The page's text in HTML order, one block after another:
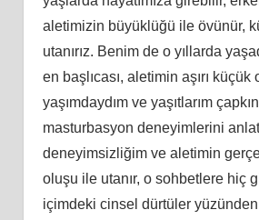
aletimizin büyüklüğü ile övünür,
utanırız. Benim de o yıllarda
en başlıcası, aletimin aşırı
yaşımdaydım ve yaşıtlarım
masturbasyon deneyimlerini
deneyimsizliğim ve aletimin
oluşu ile utanır, o sohbetlere hiç
içimdeki cinsel dürtüler